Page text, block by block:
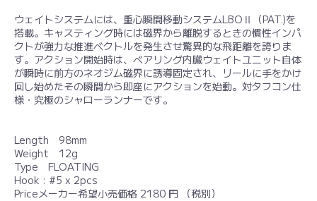
ウェイトシステムには、重心瞬間移動システムLBOⅡ（PAT.)を
搭載。キャスティング時には磁界から離脱するときの慣性インパ
クトが強力な推進ベクトルを発生させ驚異的な飛距離を誇りま
す。アクション開始時は、ベアリング内臓ウェイトユニット自体
が瞬時に前方のネオジム磁界に誘導固定され、リールに手をかけ
回し始めたその瞬間から即座にアクションを始動。対タフコン仕
様・究極のシャローランナーです。
Length 98mm
Weight 12g
Type FLOATING
Hook : #5 x 2pcs
Priceメーカー希望小売価格 2180 円 （税別）